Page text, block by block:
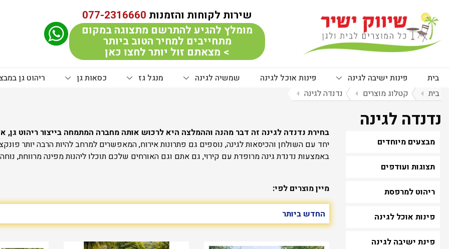
שירות לקוחות והזמנות 077-2316660
מומלץ להגיע להתרשם מתצוגה במקום
מתחייבים למחיר הטוב ביותר
> מצאתם זול יותר לחצו כאן
בית פינות ישיבה לגינה פינות אוכל לגינה שמשיה לגינה מנגל גז כסאות גן ריהוט גן
בית arrow_left קטלוג מוצרים arrow_left נדנדה לגינה arrow_left
נדנדה לגינה
מבצעים מיוחדים
תצוגות ועודפים
ריהוט למרפסת
פינות אוכל לגינה
פינת ישיבה לגינה
בחירת נדנדה לגינה זה דבר מהנה וההמלצה היא לרכוש אותה מחברה המתמחה בייצור ריהוט גן,
יחד עם השולחן והכיסאות לגינה, נוספים גם פתרונות אירוח, המאפשרים למרחב להיות הרבה יותר
באמצעות נדנדת גינה מרופדת עם קירוי, גם אתם וגם האורחים שלכם תוכלו ליהנות מפינה מרווחת,
מיין מוצרים לפי: